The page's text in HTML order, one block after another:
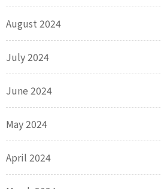
August 2024
July 2024
June 2024
May 2024
April 2024